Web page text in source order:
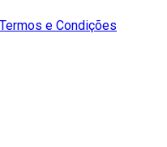
Termos e Condições